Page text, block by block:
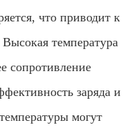
что приводит к
температура
сопротивление
заряда и
могут